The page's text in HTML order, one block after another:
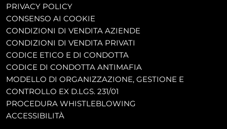
PRIVACY POLICY
CONSENSO AI COOKIE
CONDIZIONI DI VENDITA AZIENDE
CONDIZIONI DI VENDITA PRIVATI
CODICE ETICO E DI CONDOTTA
CODICE DI CONDOTTA ANTIMAFIA
MODELLO DI ORGANIZZAZIONE, GESTIONE E
CONTROLLO EX D.LGS. 231/01
PROCEDURA WHISTLEBLOWING
ACCESSIBILITÀ